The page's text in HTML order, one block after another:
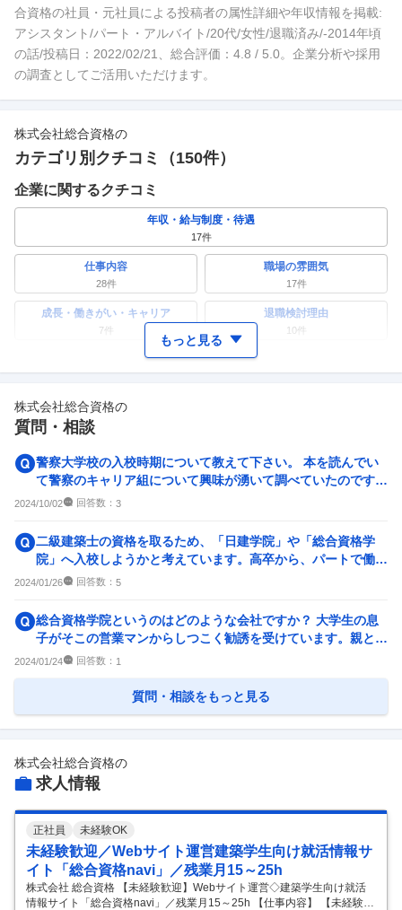
合資格の社員・元社員による投稿者の属性詳細や年収情報を掲載:
アシスタント/パート・アルバイト/20代/女性/退職済み/-2014年頃
の話/投稿日：2022/02/21、総合評価：4.8 / 5.0。企業分析や採用
の調査としてご活用いただけます。
株式会社総合資格の
カテゴリ別クチコミ（150件）
企業に関するクチコミ
年収・給与制度・待遇
17件
仕事内容
28件
職場の雰囲気
17件
成長・働きがい・キャリア
7件
退職検討理由
10件
ワークライフバランス 女性の活躍・働きやすさ
副業
人事・評価制度
8件
入社理由・入社後ギャップ
5
企業の選考に関するクチコミ
9件 0件
もっと見る
株式会社総合資格の
質問・相談
警察大学校の入校時期について教えて下さい。 本を読んでい
て警察のキャリア組について興味が湧いて調べていたのです
が、 ・国家公務員総合...
2024/10/02 回答数： 3
二級建築士の資格を取るため、「日建学院」や「総合資格学
院」へ入校しようかと考えています。高卒から、パートで働い
ていました。また、建築業...
2024/01/26 回答数： 5
総合資格学院というのはどのような会社ですか？ 大学生の息
子がそこの営業マンからしつこく勧誘を受けています。親とし
て心配なので色々調べて...
2024/01/24 回答数： 1
質問・相談をもっと見る
株式会社総合資格の
求人情報
正社員 未経験OK
未経験歓迎／Webサイト運営建築学生向け就活情報サ
イト「総合資格navi」／残業月15～25h
株式会社 総合資格 【未経験歓迎】Webサイト運営◇建築学生向け就活
情報サイト「総合資格navi」／残業月15～25h 【仕事内容】 【未経験歓